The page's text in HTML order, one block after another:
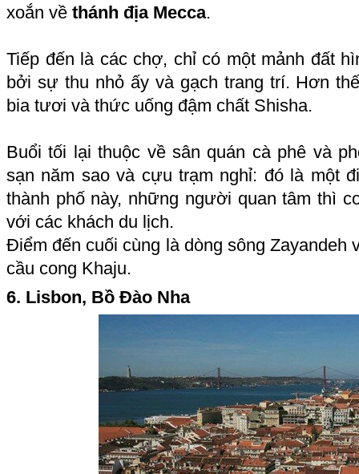
xoắn về thánh địa Mecca.
Tiếp đến là các chợ, chỉ có một mảnh đất
bởi sự thu nhỏ ấy và gạch trang trí. Hơn
bia tươi và thức uống đậm chất Shisha.
Buổi tối lại thuộc về sân quán cà phê và
sạn năm sao và cựu trạm nghỉ: đó là một
thành phố này, những người quan tâm thì
với các khách du lịch.
Điểm đến cuối cùng là dòng sông Zayandeh
cầu cong Khaju.
6. Lisbon, Bồ Đào Nha